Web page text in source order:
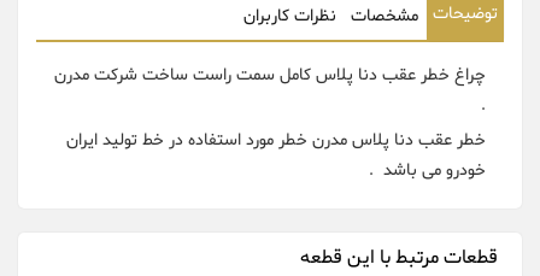
توضیحات مشخصات نظرات کاربران
چراغ خطر عقب دنا پلاس کامل سمت راست ساخت شرکت مدرن
.
خطر عقب دنا پلاس مدرن خطر مورد استفاده در خط تولید ایران
خودرو می باشد .
قطعات مرتبط با این قطعه